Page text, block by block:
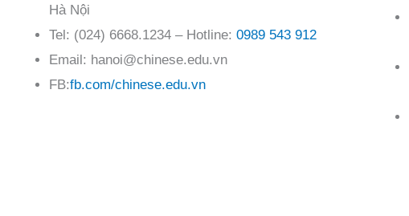
Hà Nội
Tel: (024) 6668.1234 – Hotline: 0989 543 912
Email: hanoi@chinese.edu.vn
FB:fb.com/chinese.edu.vn